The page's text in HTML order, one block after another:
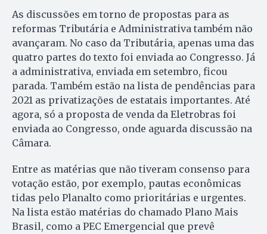
As discussões em torno de propostas para as
reformas Tributária e Administrativa também não
avançaram. No caso da Tributária, apenas uma das
quatro partes do texto foi enviada ao Congresso. Já
a administrativa, enviada em setembro, ficou
parada. Também estão na lista de pendências para
2021 as privatizações de estatais importantes. Até
agora, só a proposta de venda da Eletrobras foi
enviada ao Congresso, onde aguarda discussão na
Câmara.
Entre as matérias que não tiveram consenso para
votação estão, por exemplo, pautas econômicas
tidas pelo Planalto como prioritárias e urgentes.
Na lista estão matérias do chamado Plano Mais
Brasil, como a PEC Emergencial que prevê